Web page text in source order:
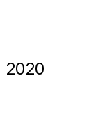
2020